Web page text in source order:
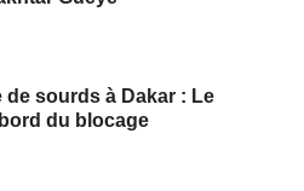
de sourds à Dakar : Le
du blocage